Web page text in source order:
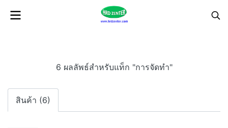
6 ผลลัพธ์สำหรับแท็ก "การจัดทำ"
สินค้า (6)